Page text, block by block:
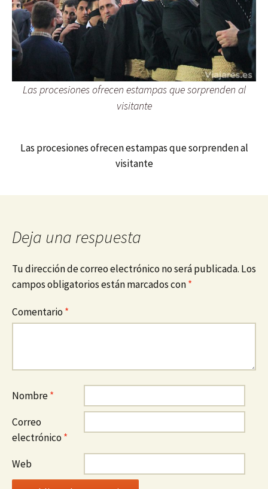
Las procesiones ofrecen estampas que sorprenden al
visitante
Las procesiones ofrecen estampas que sorprenden al
visitante
Deja una respuesta
Tu dirección de correo electrónico no será publicada. Los
campos obligatorios están marcados con*
Comentario*
Nombre*
Correo
electrónico*
Web